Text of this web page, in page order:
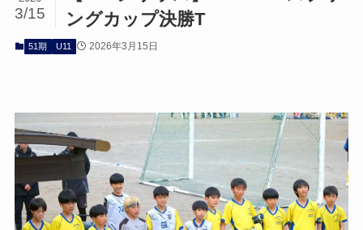
ングカップ決勝T
3/15
51期 U11 2026年3月15日